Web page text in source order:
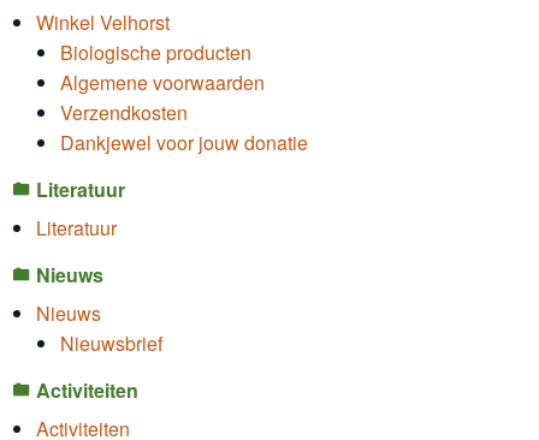
Winkel Velhorst
Biologische producten
Algemene voorwaarden
Verzendkosten
Dankjewel voor jouw donatie
Literatuur
Literatuur
Nieuws
Nieuws
Nieuwsbrief
Activiteiten
Activiteiten